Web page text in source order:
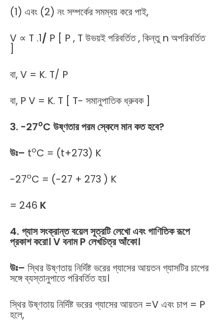
(1) এবং (2) নং সম্পর্কের সমম্বয় করে পাই,
V ∝ T .1/ P [ P , T উভয়ই পরিবর্তিত , কিন্তু n অপরিবর্তিত
]
বা, V = K. T/ P
বা, P V = K. T [ T- সমানুপাতিক ধ্রুবক ]
3. -27oC উষ্ণতার পরম স্কেলে মান কত হবে?
উঃ– toC = (t+273) K
-27oC = (-27 + 273 ) K
= 246 K
4. গ্যাস সংক্রান্ত বয়েল সূত্রটি লেখো এবং গাণিতিক রূপে
প্রকাশ করো। V বনাম P লেখচিত্র আঁকো।
উঃ– স্থির উষ্ণতায় নির্দিষ্ট ভরের গ্যাসের আয়তন গ্যাসটির চাপের
সঙ্গে ব্যস্তানুপাতে পরিবর্তিত হয়।
স্থির উষ্ণতায় নির্দিষ্ট ভরের গ্যাসের আয়তন =V এবং চাপ = P
হলে,